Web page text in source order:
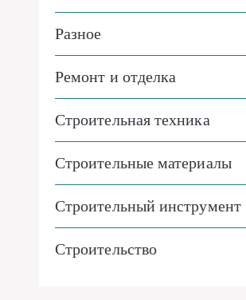
Разное
Ремонт и отделка
Строительная техника
Строительные материалы
Строительный инструмент
Строительство